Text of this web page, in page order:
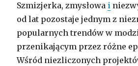
Szmizjerka, zmysłowa i
od lat pozostaje jednym z
popularnych trendów w
przenikającym przez różne
Wśród niezliczonych